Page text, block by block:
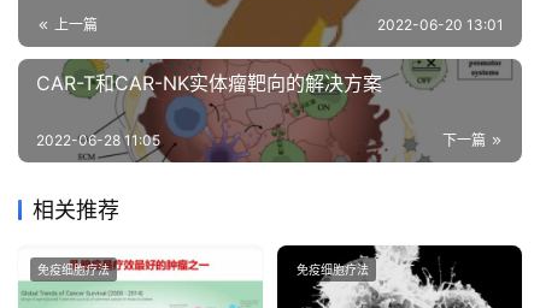
上一篇 2022-06-20 13:01
CAR-T和CAR-NK实体瘤靶向的解决方案
下一篇
2022-06-28 11:05
相关推荐
免疫细胞疗法 免疫细胞疗法